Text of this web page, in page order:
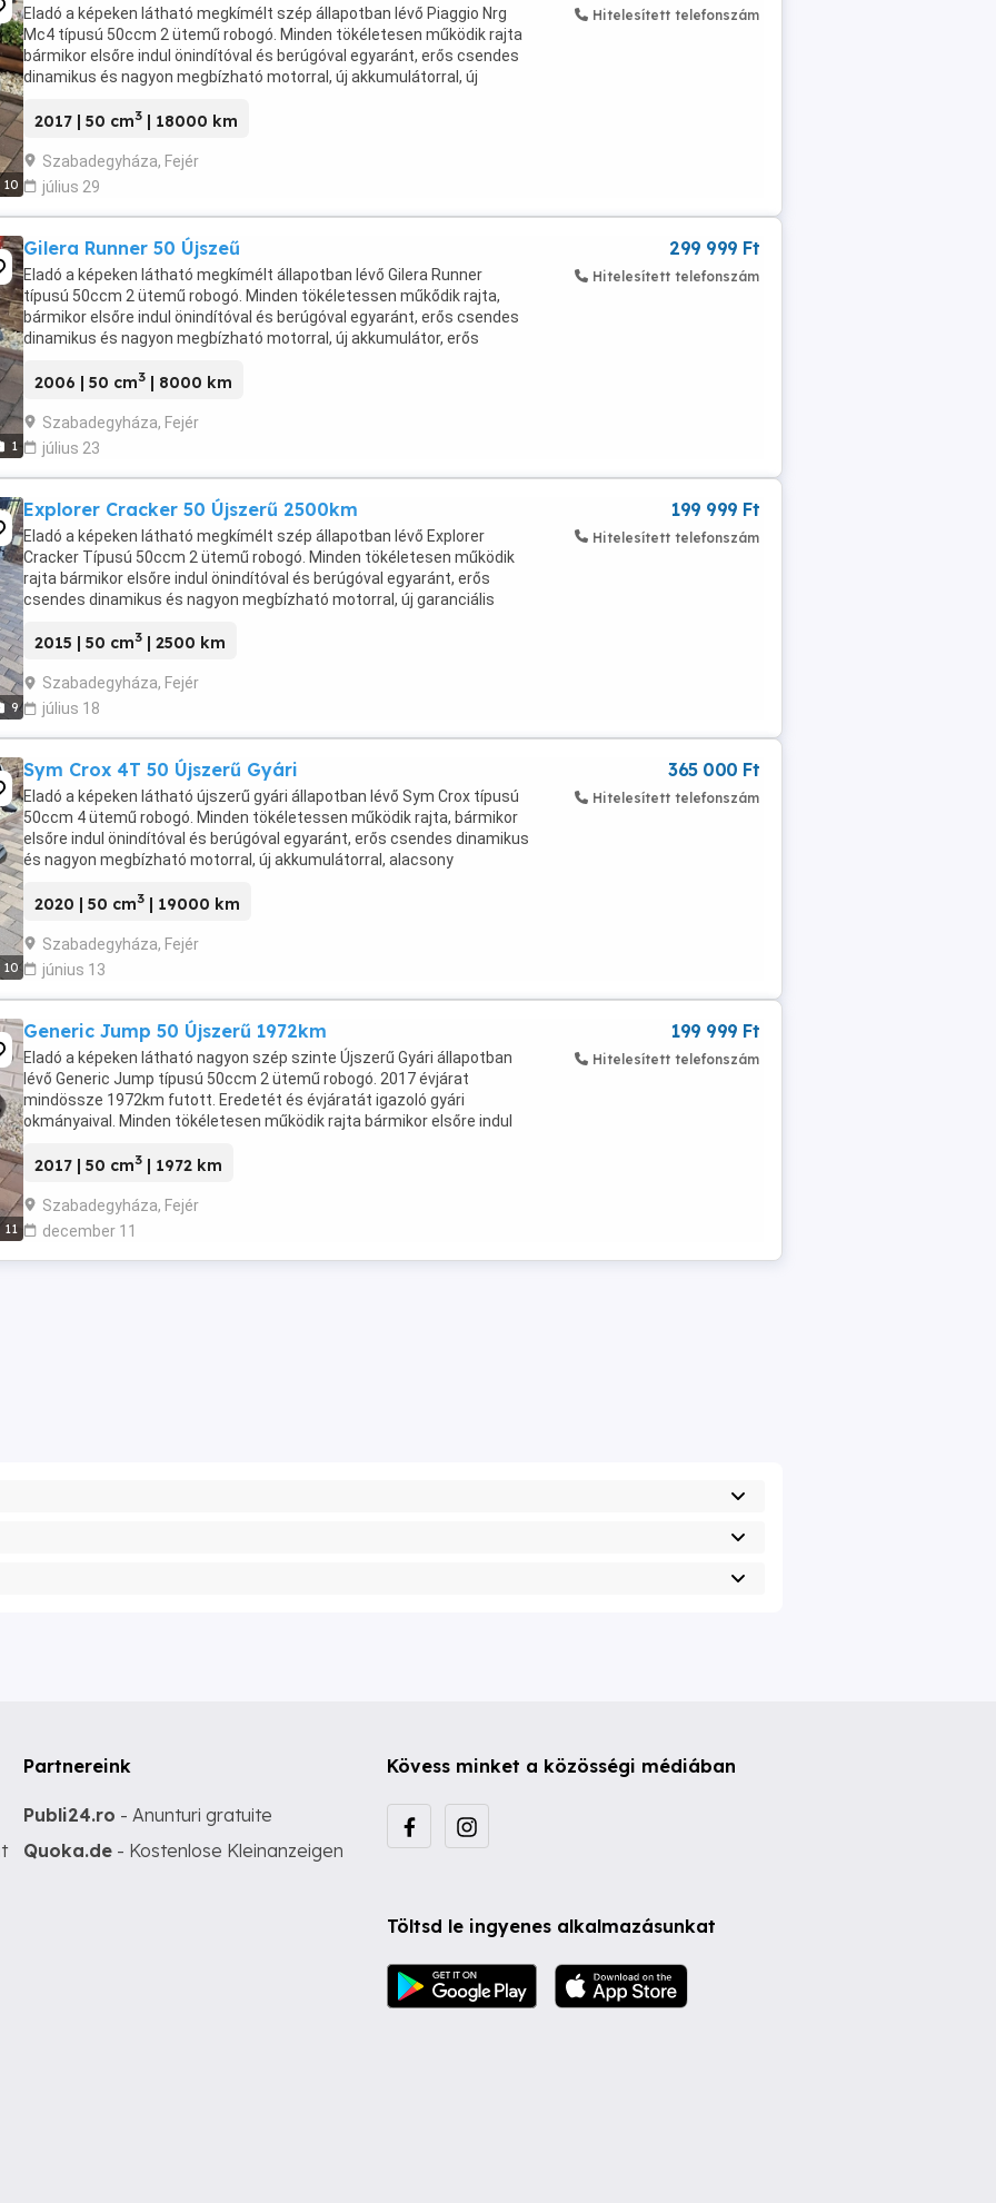
10
Eladó a képeken látható megkímélt szép állapotban lévő Piaggio Nrg
Mc4 típusú 50ccm 2 ütemű robogó. Minden tökéletesen működik rajta
bármikor elsőre indul önindítóval és berúgóval egyaránt, erős csendes
dinamikus és nagyon megbízható motorral, új akkumulátorral, új
2017 | 50 cm3 | 18000 km
Szabadegyháza, Fejér
július 29
Hitelesített telefonszám
1
Gilera Runner 50 Újszeű
Eladó a képeken látható megkímélt állapotban lévő Gilera Runner
típusú 50ccm 2 ütemű robogó. Minden tökéletessen műkődik rajta,
bármikor elsőre indul önindítóval és berúgóval egyaránt, erős csendes
dinamikus és nagyon megbízható motorral, új akkumulátor, erős
2006 | 50 cm3 | 8000 km
Szabadegyháza, Fejér
július 23
299 999 Ft
Hitelesített telefonszám
9
Explorer Cracker 50 Újszerű 2500km
Eladó a képeken látható megkímélt szép állapotban lévő Explorer
Cracker Típusú 50ccm 2 ütemű robogó. Minden tökéletesen működik
rajta bármikor elsőre indul önindítóval és berúgóval egyaránt, erős
csendes dinamikus és nagyon megbízható motorral, új garanciális
2015 | 50 cm3 | 2500 km
Szabadegyháza, Fejér
július 18
199 999 Ft
Hitelesített telefonszám
10
Sym Crox 4T 50 Újszerű Gyári
Eladó a képeken látható újszerű gyári állapotban lévő Sym Crox típusú
50ccm 4 ütemű robogó. Minden tökéletessen működik rajta, bármikor
elsőre indul önindítóval és berúgóval egyaránt, erős csendes dinamikus
és nagyon megbízható motorral, új akkumulátorral, alacsony
2020 | 50 cm3 | 19000 km
Szabadegyháza, Fejér
június 13
365 000 Ft
Hitelesített telefonszám
11
Generic Jump 50 Újszerű 1972km
Eladó a képeken látható nagyon szép szinte Újszerű Gyári állapotban
lévő Generic Jump típusú 50ccm 2 ütemű robogó. 2017 évjárat
mindössze 1972km futott. Eredetét és évjáratát igazoló gyári
okmányaival. Minden tökéletesen működik rajta bármikor elsőre indul
2017 | 50 cm3 | 1972 km
Szabadegyháza, Fejér
december 11
199 999 Ft
Hitelesített telefonszám
Partnereink
Publi24.ro - Anunturi gratuite
Quoka.de - Kostenlose Kleinanzeigen
Kövess minket a közösségi médiában
Töltsd le ingyenes alkalmazásunkat